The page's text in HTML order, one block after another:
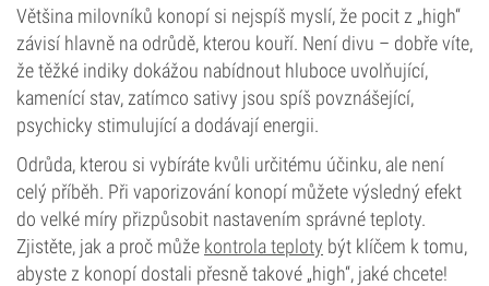
Většina milovníků konopí si nejspíš myslí, že pocit z „high“
závisí hlavně na odrůdě, kterou kouří. Není divu – dobře víte,
že těžké indiky dokážou nabídnout hluboce uvolňující,
kamenící stav, zatímco sativy jsou spíš povznášející,
psychicky stimulující a dodávají energii.
Odrůda, kterou si vybíráte kvůli určitému účinku, ale není
celý příběh. Při vaporizování konopí můžete výsledný efekt
do velké míry přizpůsobit nastavením správné teploty.
Zjistěte, jak a proč může kontrola teploty být klíčem k tomu,
abyste z konopí dostali přesně takové „high“, jaké chcete!